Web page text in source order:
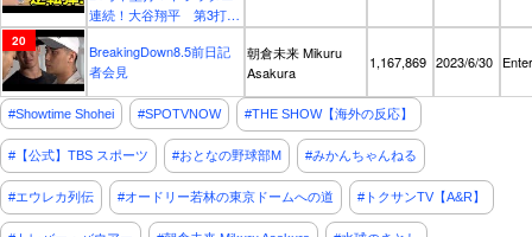
連続！大谷翔平 第3打席
【6.18現地映像】エンゼ
ルス1-2ロイヤルズ2番DH
大谷翔平 5回表無死ラン
ナー2塁
BreakingDown8.5前日記
者会見
朝倉未来 Mikuru
Asakura
1,167,869 2023/6/30
#Showtime Shohei #SPOTVNOW #THE SHOW【海外の反応】
#【公式】TBS スポーツ #おとなの野球部M #みかんちゃんねる
#エウレカ列伝 #オードリー若林の東京ドームへの道 #トクサンTV【A&R】